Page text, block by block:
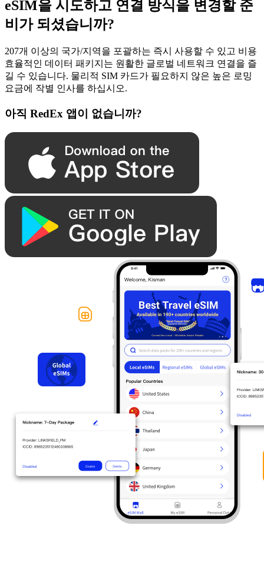
eSIM을 시도하고 연결 방식을 변경할 준
비가 되셨습니까?
207개 이상의 국가/지역을 포괄하는 즉시 사용할 수 있고 비용
효율적인 데이터 패키지는 원활한 글로벌 네트워크 연결을 즐
길 수 있습니다. 물리적 SIM 카드가 필요하지 않은 높은 로밍
요금에 작별 인사를 하십시오.
아직 RedEx 앱이 없습니까?